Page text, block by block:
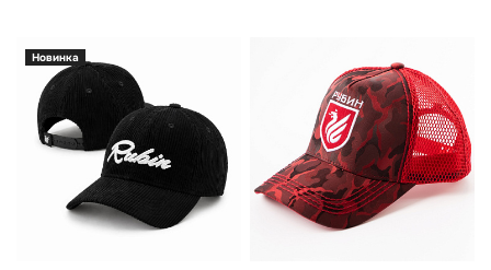
Новинка